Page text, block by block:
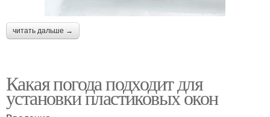
читать дальше →
Какая погода подходит для
установки пластиковых окон